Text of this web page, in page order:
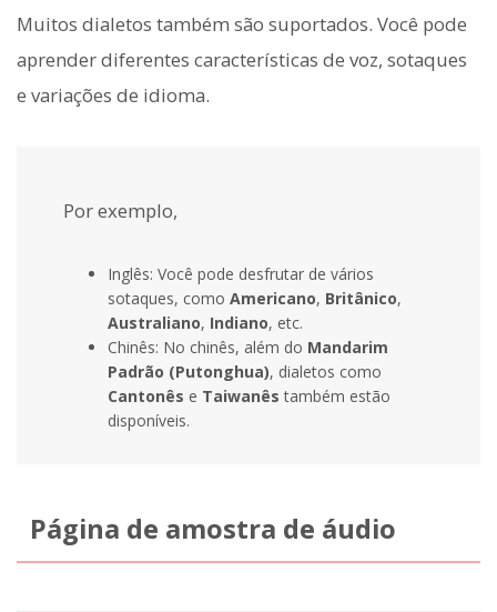
Muitos dialetos também são suportados. Você pode
aprender diferentes características de voz, sotaques
e variações de idioma.
Por exemplo,
Inglês: Você pode desfrutar de vários
sotaques, como Americano, Britânico,
Australiano, Indiano, etc.
Chinês: No chinês, além do Mandarim
Padrão (Putonghua), dialetos como
Cantonês e Taiwanês também estão
disponíveis.
Página de amostra de áudio